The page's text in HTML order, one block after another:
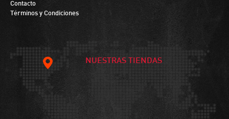
Contacto
Términos y Condiciones
NUESTRAS TIENDAS